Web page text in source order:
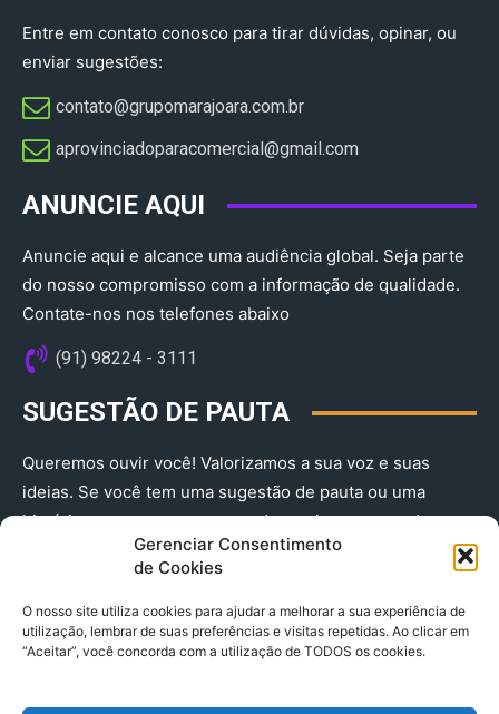
Gerenciar Consentimento
de Cookies
O nosso site utiliza cookies para ajudar a melhorar a sua experiência de
utilização, lembrar de suas preferências e visitas repetidas. Ao clicar em
“Aceitar”, você concorda com a utilização de TODOS os cookies.
Entre em contato conosco para tirar dúvidas, opinar, ou
enviar sugestões:
contato@grupomarajoara.com.br
aprovinciadoparacomercial@gmail.com​
ANUNCIE AQUI
Anuncie aqui e alcance uma audiência global. Seja parte
do nosso compromisso com a informação de qualidade.
Contate-nos nos telefones abaixo
(91) 98224 - 3111
SUGESTÃO DE PAUTA
Queremos ouvir você! Valorizamos a sua voz e suas
ideias. Se você tem uma sugestão de pauta ou uma
história que merece ser contada, envie-nos agora!
(91) 98224 - 3111